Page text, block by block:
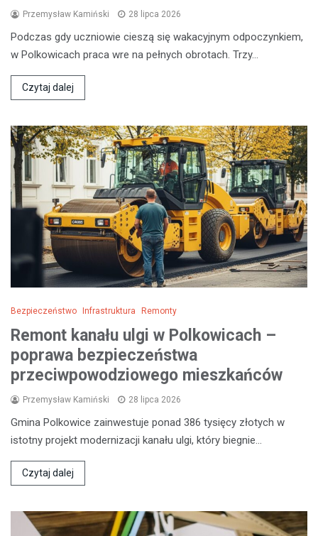
Przemysław Kamiński 28 lipca 2026
Podczas gdy uczniowie cieszą się wakacyjnym odpoczynkiem,
w Polkowicach praca wre na pełnych obrotach. Trzy…
Czytaj dalej
Bezpieczeństwo Infrastruktura Remonty
Remont kanału ulgi w Polkowicach –
poprawa bezpieczeństwa
przeciwpowodziowego mieszkańców
Przemysław Kamiński 28 lipca 2026
Gmina Polkowice zainwestuje ponad 386 tysięcy złotych w
istotny projekt modernizacji kanału ulgi, który biegnie…
Czytaj dalej